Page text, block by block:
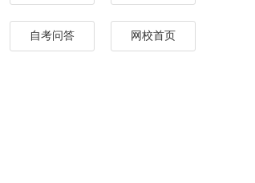
自考问答 网校首页